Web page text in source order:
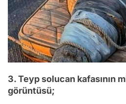
3. Teyp solucan kafasının
görüntüsü;